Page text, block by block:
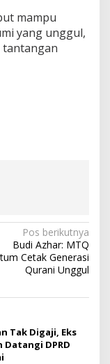
mampu
yang unggul,
tantangan
Pos berikutnya
Budi Azhar: MTQ
Cetak Generasi
Qurani Unggul
Tak Digaji, Eks
Datangi DPRD